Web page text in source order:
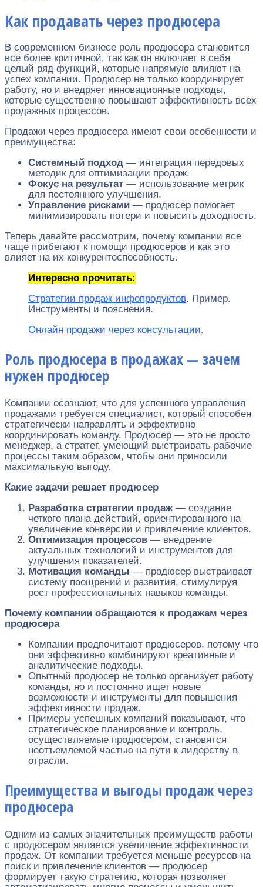
Как продавать через продюсера
В современном бизнесе роль продюсера становится
все более критичной, так как он включает в себя
целый ряд функций, которые напрямую влияют на
успех компании. Продюсер не только координирует
работу, но и внедряет инновационные подходы,
которые существенно повышают эффективность всех
продажных процессов.
Продажи через продюсера имеют свои особенности и
преимущества:
Системный подход — интеграция передовых
методик для оптимизации продаж.
Фокус на результат — использование метрик
для постоянного улучшения.
Управление рисками — продюсер помогает
минимизировать потери и повысить доходность.
Теперь давайте рассмотрим, почему компании все
чаще прибегают к помощи продюсеров и как это
влияет на их конкурентоспособность.
Интересно прочитать:
Стратегии продаж инфопродуктов. Пример.
Инструменты и пояснения.
Онлайн продажи через консультации.
Роль продюсера в продажах — зачем
нужен продюсер
Компании осознают, что для успешного управления
продажами требуется специалист, который способен
стратегически направлять и эффективно
координировать команду. Продюсер — это не просто
менеджер, а стратег, умеющий выстраивать рабочие
процессы таким образом, чтобы они приносили
максимальную выгоду.
Какие задачи решает продюсер
Разработка стратегии продаж — создание
четкого плана действий, ориентированного на
увеличение конверсии и привлечение клиентов.
Оптимизация процессов — внедрение
актуальных технологий и инструментов для
улучшения показателей.
Мотивация команды — продюсер выстраивает
систему поощрений и развития, стимулируя
рост профессиональных навыков команды.
Почему компании обращаются к продажам через
продюсера
Компании предпочитают продюсеров, потому что
они эффективно комбинируют креативные и
аналитические подходы.
Опытный продюсер не только организует работу
команды, но и постоянно ищет новые
возможности и инструменты для повышения
эффективности продаж.
Примеры успешных компаний показывают, что
стратегическое планирование и контроль,
осуществляемые продюсером, становятся
неотъемлемой частью на пути к лидерству в
отрасли.
Преимущества и выгоды продаж через
продюсера
Одним из самых значительных преимуществ работы
с продюсером является увеличение эффективности
продаж. От компании требуется меньше ресурсов на
поиск и привлечение клиентов — продюсер
формирует такую стратегию, которая позволяет